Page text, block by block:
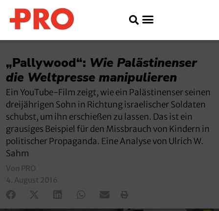
„Pallywood“: Wie Palästinenser
die Weltpresse manipulieren
Ein YouTube-Film zeigt, wie ein Palästinenser seinen
dreijährigen Sohn in Richtung israelischer Soldaten
schubst, um ihn erschießen zu lassen. Das ist ein
grausiges Beispiel für den Missbrauch von Kindern in
politischer Propaganda. Eine Analyse von Ulrich W.
Sahm
Von PRO
4. August 2016